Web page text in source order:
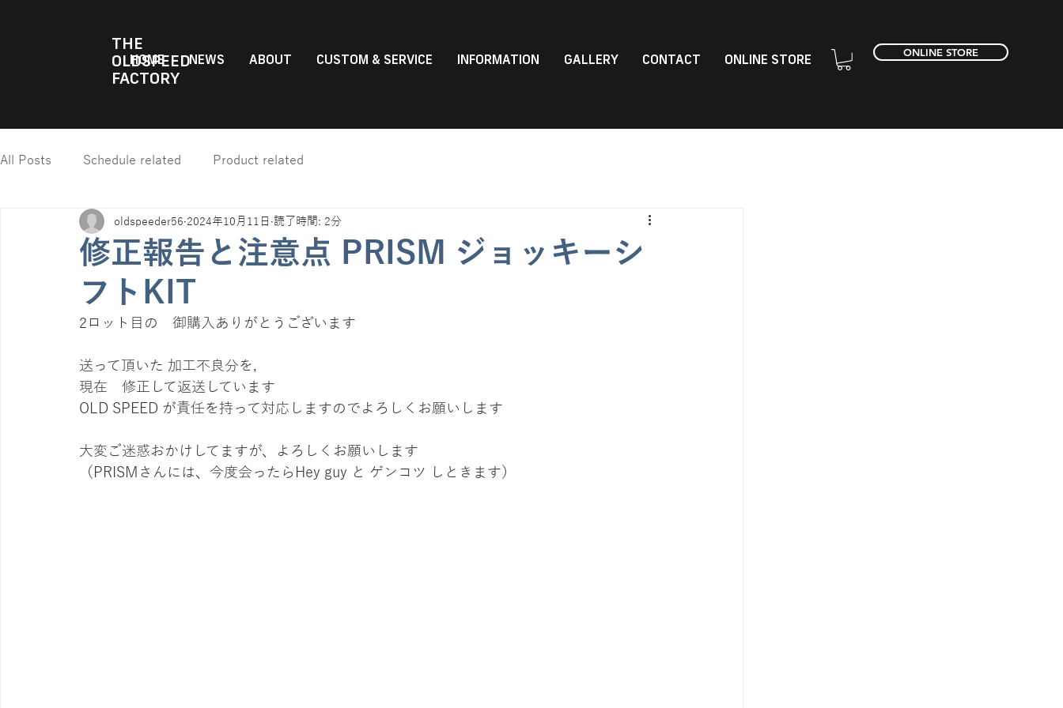
THE
OLDSPEED
FACTORY
HOME NEWS ABOUT CUSTOM & SERVICE INFORMATION GALLERY CONTACT ONLINE STORE ONLINE STORE
All Posts Schedule related Product related
修正報告と注意点 PRISM ジョッキーシ
フトKIT
oldspeeder56 2024年10月11日 読了時間: 2分
2ロット目の　御購入ありがとうございます
送って頂いた 加工不良分を,
現在　修正して返送しています
OLD SPEED が責任を持って対応しますのでよろしくお願いします
大変ご迷惑おかけしてますが、よろしくお願いします
（PRISMさんには、今度会ったらHey guy と ゲンコツ しときます）